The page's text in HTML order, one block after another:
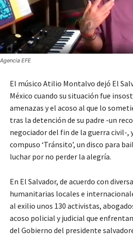
Agencia EFE
El músico Atilio Montalvo dejó El
México cuando su situación fue
amenazas y el acoso al que lo
tras la detención de su padre -un
negociador del fin de la guerra civil-,
compuso ‘Tránsito’, un disco para
luchar por no perder la alegría.
En El Salvador, de acuerdo con
humanitarias locales e
al exilio unos 130 activistas,
acoso policial y judicial que
del Gobierno del presidente